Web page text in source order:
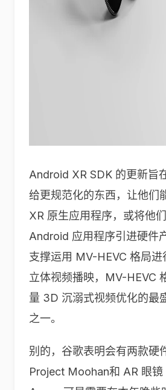
Android XR SDK 的更新旨
给更规范化的东西，让他们
XR 原生应用程序，或将他
Android 应用程序引进硬件
支撑运用 MV-HEVC 格局进
立体视频播映，MV-HEVC
量 3D 沉溺式视频优化的最
之一。
别的，谷歌表明会有两款硬
Project Moohan和 AR 眼